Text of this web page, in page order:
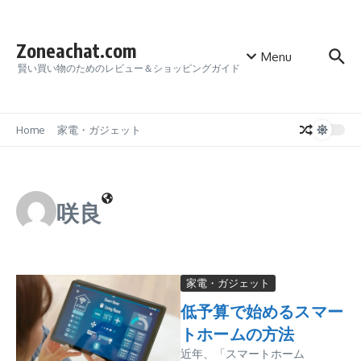
Zoneachat.com
賢い買い物のためのレビュー＆ショッピングガイド
Menu
Home 家電・ガジェット
咲良
家電・ガジェット
低予算で始めるスマー
トホームの方法
近年、「スマートホーム